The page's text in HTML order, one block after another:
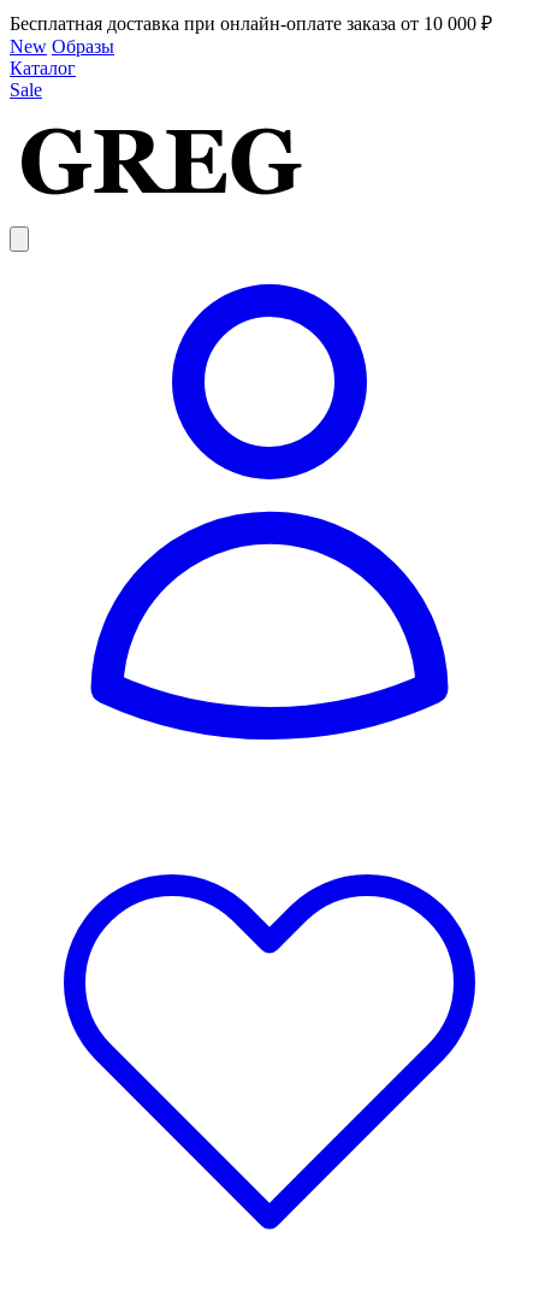
Бесплатная доставка при онлайн-оплате заказа от 10 000 ₽
New Образы
Каталог
Sale